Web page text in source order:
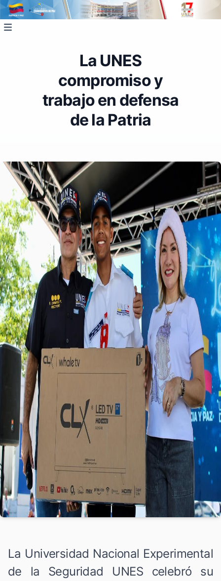
La UNES
compromiso y
trabajo en defensa
de la Patria
La Universidad Nacional Experimental
de la Seguridad UNES celebró su